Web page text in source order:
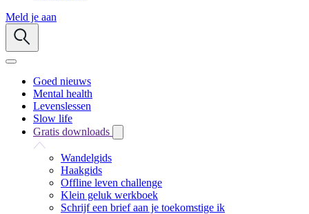
Meld je aan
Goed nieuws
Mental health
Levenslessen
Slow life
Gratis downloads
Wandelgids
Haakgids
Offline leven challenge
Klein geluk werkboek
Schrijf een brief aan je toekomstige ik